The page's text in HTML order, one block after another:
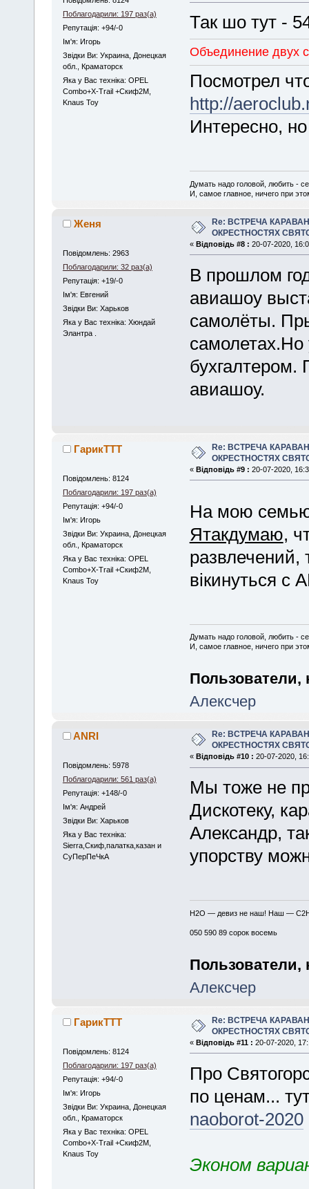
Поблагодарили: 197 раз(а)
Репутація: +94/-0
Iм'я: Игорь
Звідки Ви: Украина, Донецкая
обл., Краматорск
Яка у Вас техніка: OPEL
Combo+X-Trail +Скиф2М,
Knaus Toy
Так шо тут -
Объединение двух
Посмотрел
http://
Интересно,
Думать надо головой, любить -
И, самое главное, ничего при
Женя
Повідомлень: 2963
Поблагодарили: 32 раз(а)
Репутація: +19/-0
Iм'я: Евгений
Звідки Ви: Харьков
Яка у Вас техніка: Хюндай
Элантра .
Re: ВСТРЕЧА
ОКРЕСТНОСТЯХ
« Відповідь #8 : 20-07-2020,
В прошлом
авиашоу
самолёты.
самолетах.Но
бухгалтером.
авиашоу.
ГарикTTT
Повідомлень: 8124
Поблагодарили: 197 раз(а)
Репутація: +94/-0
Iм'я: Игорь
Звідки Ви: Украина, Донецкая
обл., Краматорск
Яка у Вас техніка: OPEL
Combo+X-Trail +Скиф2М,
Knaus Toy
Re: ВСТРЕЧА
ОКРЕСТНОСТЯХ
« Відповідь #9 : 20-07-2020,
На мою
Ятакдумаю,
развлечений,
вікинуться с
Думать надо головой, любить -
И, самое главное, ничего при
Пользователи,
Алексчер
ANRI
Повідомлень: 5978
Поблагодарили: 561 раз(а)
Репутація: +148/-0
Iм'я: Андрей
Звідки Ви: Харьков
Яка у Вас техніка:
Sierra,Скиф,палатка,казан и
СуПерПеЧкА
Re: ВСТРЕЧА
ОКРЕСТНОСТЯХ
« Відповідь #10 : 20-07-2020,
Мы тоже не
Дискотеку,
Александр,
упорству
H2O — девиз не наш! Наш —
050 590 89 сорок восемь
Пользователи,
Алексчер
ГарикTTT
Повідомлень: 8124
Поблагодарили: 197 раз(а)
Репутація: +94/-0
Iм'я: Игорь
Звідки Ви: Украина, Донецкая
обл., Краматорск
Яка у Вас техніка: OPEL
Combo+X-Trail +Скиф2М,
Knaus Toy
Re: ВСТРЕЧА
ОКРЕСТНОСТЯХ
« Відповідь #11 : 20-07-2020,
Про
по ценам...
naoborot-2020
Эконом